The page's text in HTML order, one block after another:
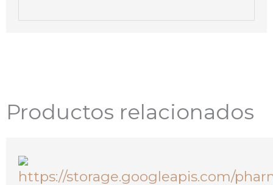
Productos relacionados